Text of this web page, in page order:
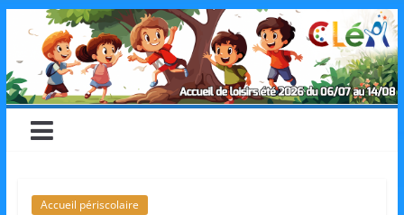
content
CLéA
–
Accueil périscolaire